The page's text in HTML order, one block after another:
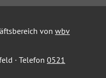
von wbv
· Telefon 0521